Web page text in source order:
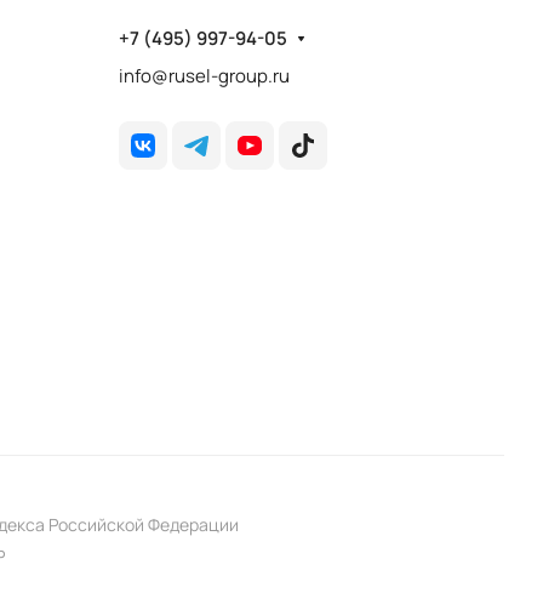
+7 (495) 997-94-05
info@rusel-group.ru
Российской Федерации